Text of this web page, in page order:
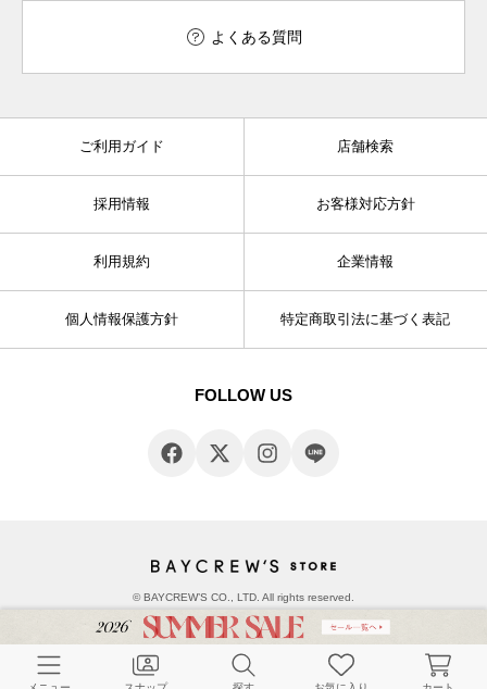
よくある質問
ご利用ガイド 店舗検索
採用情報 お客様対応方針
利用規約 企業情報
個人情報保護方針 特定商取引法に基づく表記
FOLLOW US
© BAYCREW’S CO., LTD. All rights reserved.